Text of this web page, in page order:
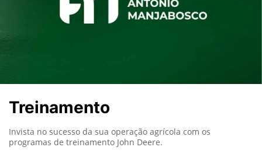
Treinamento
Invista no sucesso da sua operação agrícola com os
programas de treinamento John Deere.